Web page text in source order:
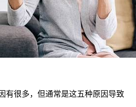
有很多，但通常是这五种原因导致